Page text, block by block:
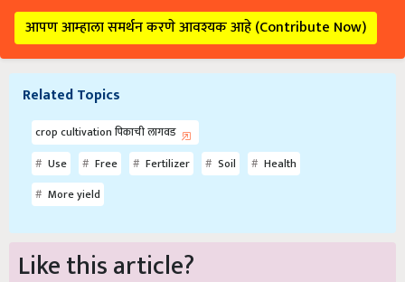
आपण आम्हाला समर्थन करणे आवश्यक आहे (Contribute Now)
Related Topics
crop cultivation पिकाची लागवड
Use
Free Fertilizer Soil
Health
More yield
Like this article?